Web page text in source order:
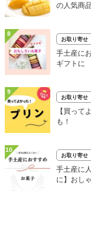
の人気商
8
お取り寄せ
手土産に
ギフトに
9
お取り寄せ
【買って
も！
10
お取り寄せ
手土産に
に】おし